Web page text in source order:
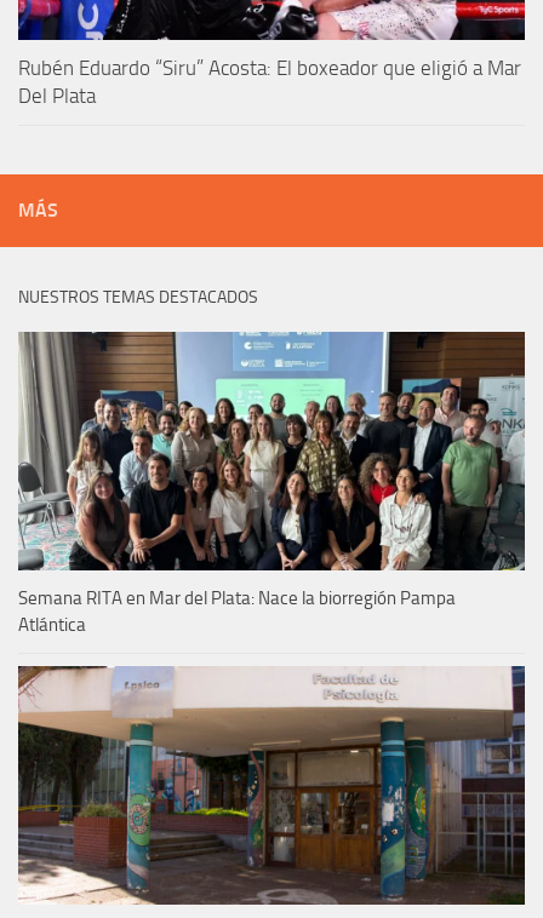
Rubén Eduardo “Siru” Acosta: El boxeador que eligió a Mar
Del Plata
MÁS
NUESTROS TEMAS DESTACADOS
Semana RITA en Mar del Plata: Nace la biorregión Pampa
Atlántica